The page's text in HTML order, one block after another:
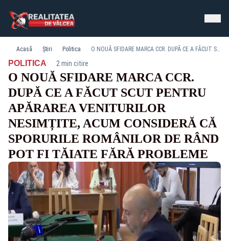
Acasă Știri Politica O NOUĂ SFIDARE MARCA CCR. DUPĂ CE A FĂCUT SCUT PENTRU APĂRAREA VENITURILOR NESIMȚITE, ACUM CONSIDERĂ CĂ SPORURILE ROMÂNILOR DE RÂND POT FI TĂIATE FĂRĂ PROBLEME
POLITICA· 2 min citire
O NOUĂ SFIDARE MARCA CCR.
DUPĂ CE A FĂCUT SCUT PENTRU
APĂRAREA VENITURILOR
NESIMȚITE, ACUM CONSIDERĂ CĂ
SPORURILE ROMÂNILOR DE RÂND
POT FI TĂIATE FĂRĂ PROBLEME